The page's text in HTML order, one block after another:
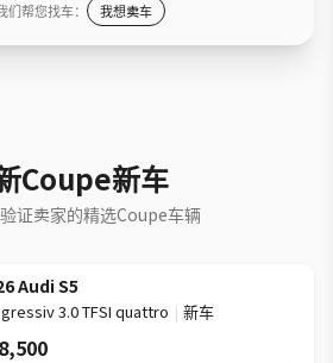
们帮您找车： 我想卖车
Coupe新车
证卖家的精选Coupe车辆
Audi S5
3.0 TFSI quattro | 新车